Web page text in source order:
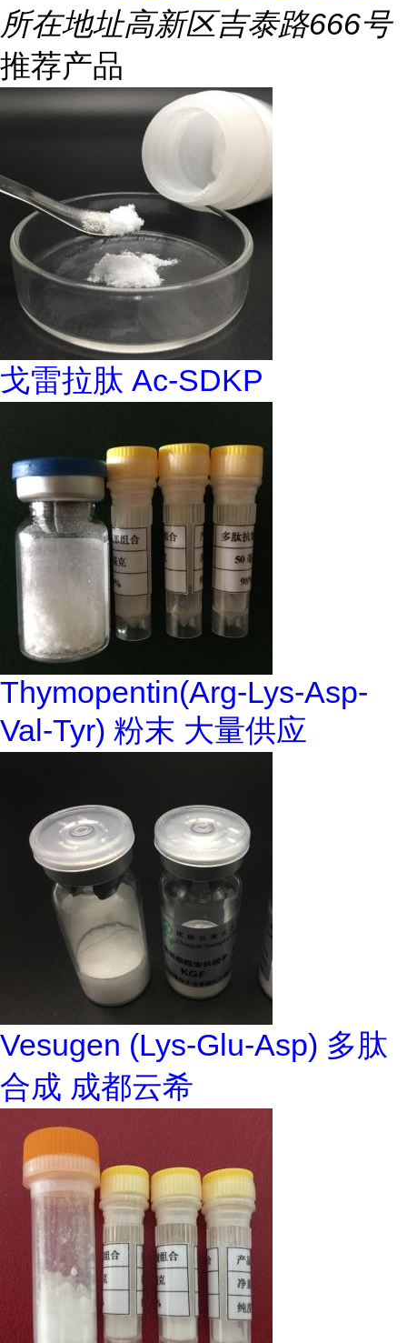
所在地址高新区吉泰路666号
推荐产品
戈雷拉肽 Ac-SDKP
Thymopentin(Arg-Lys-Asp-
Val-Tyr) 粉末 大量供应
Vesugen (Lys-Glu-Asp) 多肽
合成 成都云希